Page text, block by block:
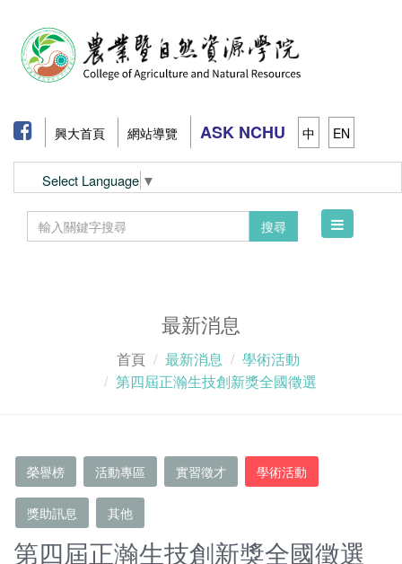
興大首頁 網站導覽 ASK NCHU 中 EN
Select Language ▼
搜尋
Toggle
最新消息
首頁 最新消息
學術活動
第四屆正瀚生技創新獎全國徵選
榮譽榜 活動專區 實習徵才 學術活動
獎助訊息 其他
第四屆正瀚生技創新獎全國徵選